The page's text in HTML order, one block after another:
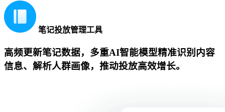
笔记投放管理工具
高频更新笔记数据，多重AI智能模型精准识别内容
信息、解析人群画像，推动投放高效增长。